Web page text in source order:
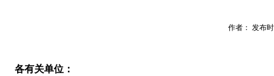
标文件变更公告 -
作者： 发布
各有关单位：